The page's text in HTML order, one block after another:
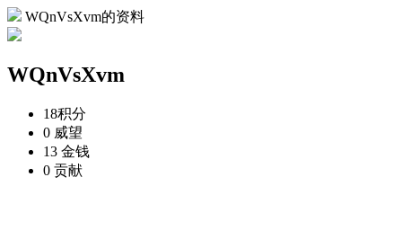
WQnVsXvm的资料
WQnVsXvm
18积分
0 威望
13 金钱
0 贡献